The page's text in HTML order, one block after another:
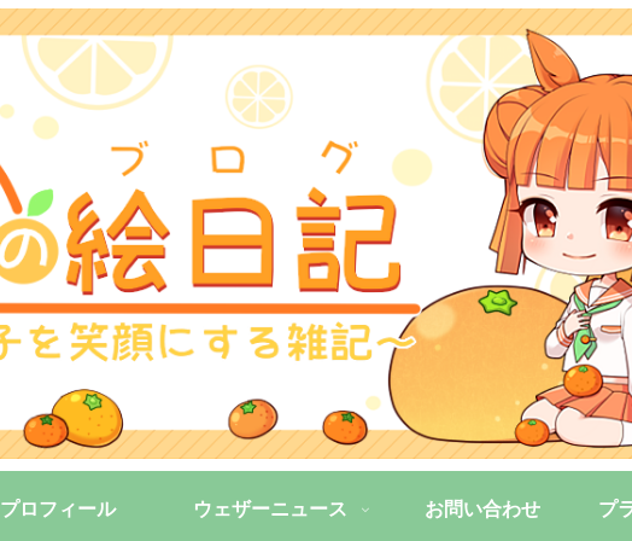
プロフィール ウェザーニュース お問い合わせ プ